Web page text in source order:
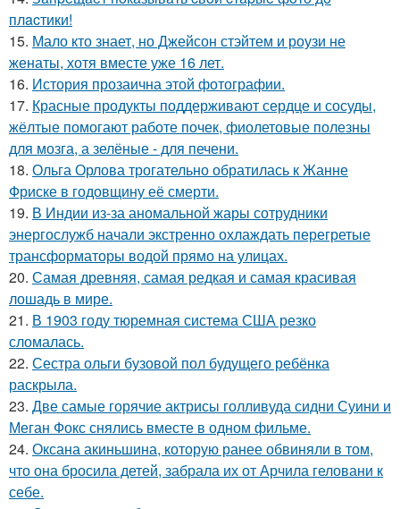
плacтики!
15. Мало кто знает, но Джейсон стэйтем и роузи не
женаты, хотя вместе уже 16 лет.
16. История прозаична этой фотографии.
17. Красные продукты поддерживают сердце и сосуды,
жёлтые помогают работе почек, фиолетовые полезны
для мозга, а зелёные - для печени.
18. Ольга Орлова трогательно обратилась к Жанне
Фриске в годовщину её смерти.
19. В Индии из-за аномальной жары сотрудники
энергослужб начали экстренно охлаждать перегретые
трансформаторы водой прямо на улицах.
20. Самая древняя, самая редкая и самая красивая
лошадь в мире.
21. В 1903 году тюремная система США резко
сломалась.
22. Сестра ольги бузовой пол будущего ребёнка
раскрыла.
23. Две самые горячие актрисы голливуда сидни Суини и
Меган Фокс снялись вместе в одном фильме.
24. Оксана акиньшина, которую ранее обвиняли в том,
что она бросила детей, забрала их от Арчила геловани к
себе.